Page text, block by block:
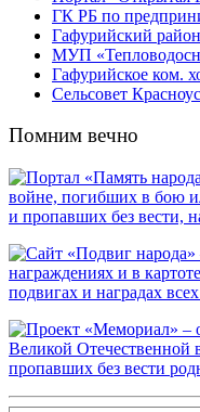
ГК РБ по
Гафурийский
МУП
Гафурийское ком.
Сельсовет
Помним вечно